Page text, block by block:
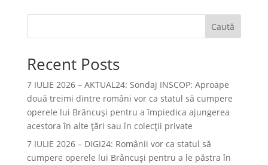
Caută
Recent Posts
7 IULIE 2026 – AKTUAL24: Sondaj INSCOP: Aproape
două treimi dintre români vor ca statul să cumpere
operele lui Brâncuşi pentru a împiedica ajungerea
acestora în alte ţări sau în colecţii private
7 IULIE 2026 – DIGI24: Românii vor ca statul să
cumpere operele lui Brâncuși pentru a le păstra în